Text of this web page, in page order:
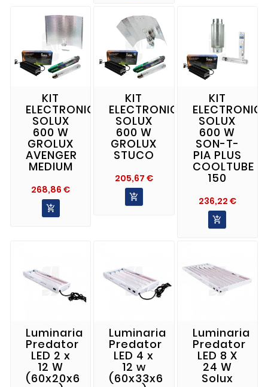
KIT
ELECTRONICO
SOLUX
600 W
GROLUX
AVENGER
MEDIUM
268,86 €Precio

KIT
ELECTRONICO
SOLUX
600 W
GROLUX
STUCO
205,67 €Precio

KIT
SOLUX
600 W
SON-T-
PIA PLUS
COOLTUBE
150
236,22 €Precio

Luminaria
Predator
LED 2 x
12 W
(60x20x6
Luminaria
Predator
LED 4 x
12 w
(60x33x6
Luminaria
Predator
LED 8 X
24 W
Solux